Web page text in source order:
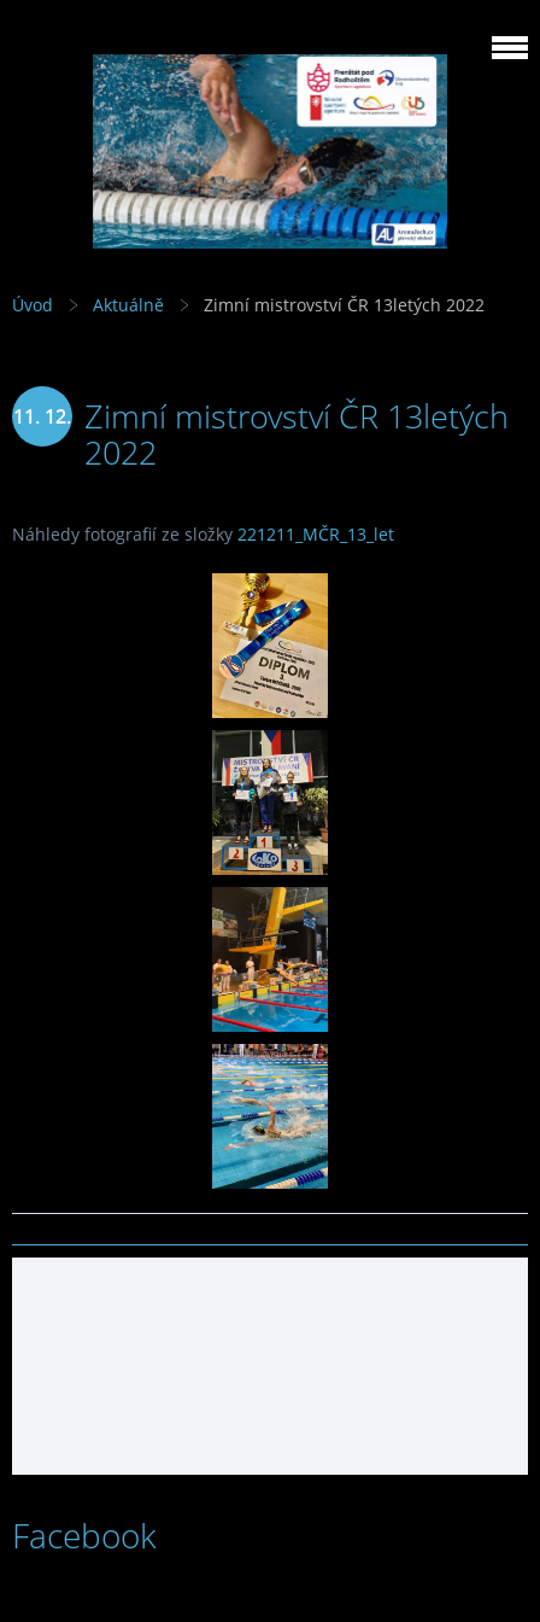
Úvod Aktuálně Zimní mistrovství ČR 13letých 2022
11. 12. Zimní mistrovství ČR 13letých
2022
Náhledy fotografií ze složky 221211_MČR_13_let
Facebook